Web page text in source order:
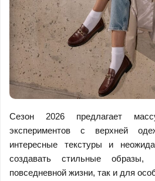
Сезон 2026 предлагает
экспериментов с верхней
интересные текстуры и
создавать стильные
повседневной жизни, так и для